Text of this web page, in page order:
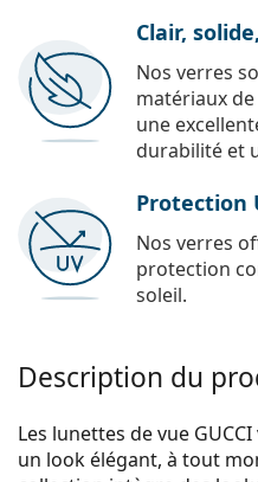
Clair,
Nos verres
matériaux
une
durabilité et
Protection
Nos verres
protection
soleil.
Description du
Les lunettes de vue
un look élégant, à tout